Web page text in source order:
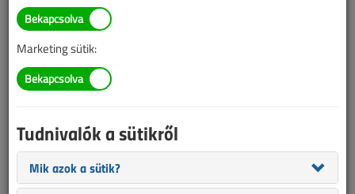
Szakmakörnyezet
Társasházakban jelentkező
többletigények teljesítése
Figylem! Ez a cikk 6 éve frissült utoljára. A benne szereplő
információk mára aktualitásukat veszíthették, valamint a tartalom
Marketing sütik:
Tudnivalók a sütikről
Mik azok a sütik?